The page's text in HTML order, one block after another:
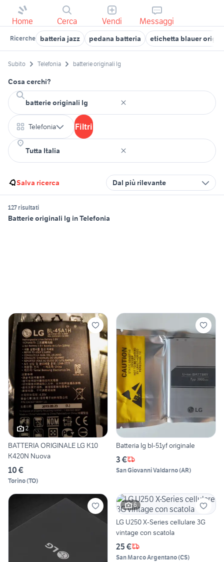
Home Cerca Vendi Messaggi
Ricerche batteria jazz pedana batteria etichetta blauer
Subito Telefonia batterie originali lg
Cosa cerchi?
Telefonia Filtri
Salva ricerca Dal più rilevante
127 risultati
Batterie originali lg in Telefonia
2
BATTERIA ORIGINALE LG K10
K420N Nuova
10 €
Torino(TO)
Batteria lg bl-51yf originale
3 €
San Giovanni Valdarno(AR)
6
LG U250 X-Series cellulare 3G
vintage con scatola
25 €
San Marco Argentano(CS)